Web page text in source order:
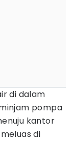
di dalam
pompa
kantor
di